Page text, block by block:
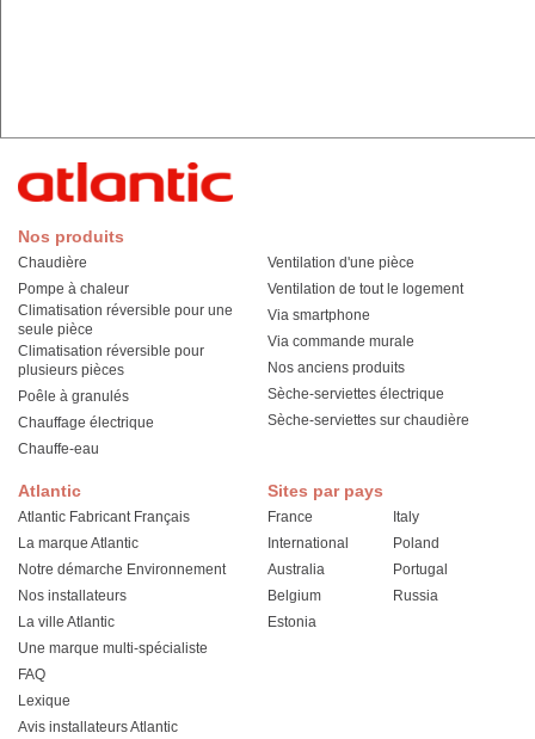
Atlantic
Atlantic Fabricant Français
La marque Atlantic
Notre démarche Environnement
Nos installateurs
La ville Atlantic
Une marque multi-spécialiste
FAQ
Lexique
Avis installateurs Atlantic
Nos produits
Chaudière
Pompe à chaleur
Climatisation réversible pour une
seule pièce
Climatisation réversible pour
plusieurs pièces
Poêle à granulés
Chauffage électrique
Chauffe-eau
Ventilation d'une pièce
Ventilation de tout le logement
Via smartphone
Via commande murale
Nos anciens produits
Sèche-serviettes électrique
Sèche-serviettes sur chaudière
Sites par pays
France
International
Australia
Belgium
Estonia
Italy
Poland
Portugal
Russia